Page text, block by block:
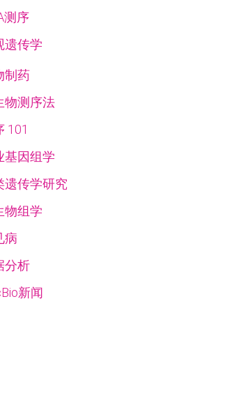
测序
遗传学
制药
物测序法
101
基因组学
遗传学研究
物组学
病
分析
新闻